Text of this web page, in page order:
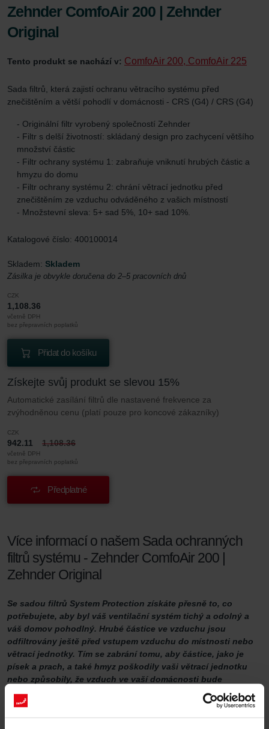
Zehnder ComfoAir 200 | Zehnder
Original
Tento produkt se nachází v: ComfoAir 200, ComfoAir 225
Sada filtrů, která zajistí ochranu větracího systému před
znečištěním a větší pohodlí v domácnosti - CRS (G4) / CRS (G4)
- Originální filtr vyrobený společností Zehnder
- Filtr s delší životností: skládaný design pro zachycení většího
množství částic
- Filtr ochrany systému 1: zabraňuje vniknutí hrubých částic a
hmyzu do domu
- Filtr ochrany systému 2: chrání větrací jednotku před
znečištěním ze vzduchu odváděného z vašich místností
- Množstevní sleva: 5+ sad 5%, 10+ sad 10%.
Katalogové číslo: 400100014
Skladem: Skladem
Zásilka je obvykle doručena do 2–5 pracovních dnů
CZK
1,108.36
včetně DPH
bez přepravních poplatků
Přidat do košíku
Získejte svůj produkt se slevou 15%
Automatické zasílání filtrů dle nastavené frekvence za
zvýhodněnou cenu (platí pouze pro koncové zákazníky)
CZK
942.11 1,108.36
včetně DPH
bez přepravních poplatků
Předplatné
Více informací o našem Sada ochranných
filtrů systému - Zehnder ComfoAir 200 |
Zehnder Original
Se sadou filtrů System Protection získáte přesně to, co
potřebujete, aby byl váš ventilační systém tichý a odolný a
váš domov pohodlný. Hrubé částice ve vzduchu jsou
odfiltrovány ještě před vstupem vzduchu do místnosti nebo
větrací jednotky. Tím se zabrání tomu, aby částice, jako je
písek a prach, a také hmyz poškodily vaši větrací jednotku
nebo způsobily, že vzduch ve vaší domácnosti bude
nepříjemný.
Sada filtrů pro ochranu systému